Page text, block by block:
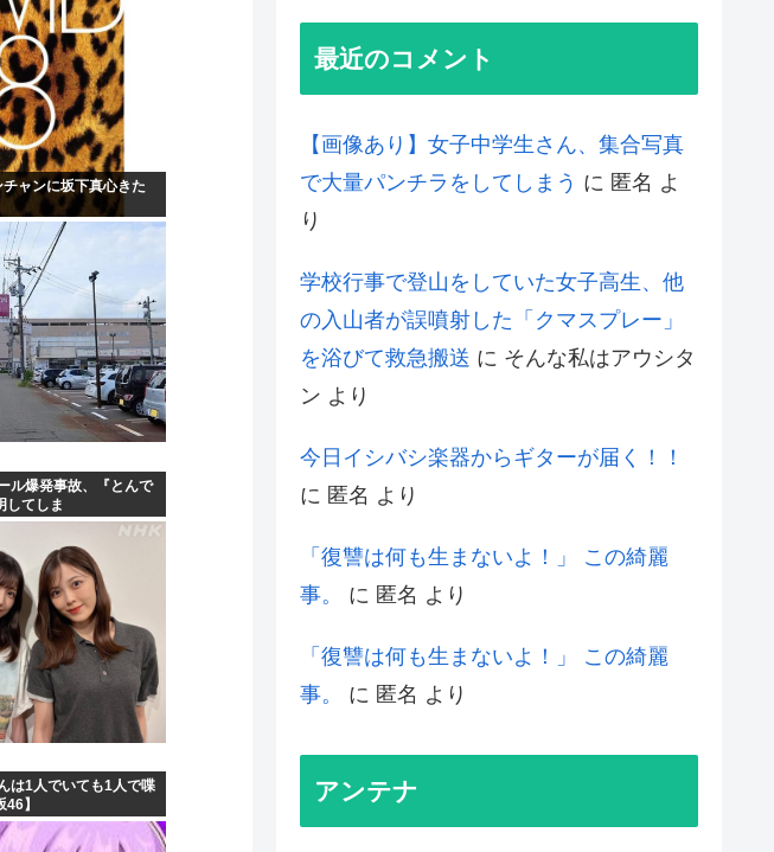
チャンに坂下真心きた
ル爆発事故、『とんで
してしま
は1人でいても1人で喋
】
最近のコメント
【画像あり】女子中学生さん、集合写真
で大量パンチラをしてしまう に 匿名 よ
り
学校行事で登山をしていた女子高生、他
の入山者が誤噴射した「クマスプレー」
を浴びて救急搬送 に そんな私はアウシタ
ン より
今日イシバシ楽器からギターが届く！！
に 匿名 より
「復讐は何も生まないよ！」 この綺麗
事。
に 匿名 より
「復讐は何も生まないよ！」 この綺麗
事。
に 匿名 より
アンテナ